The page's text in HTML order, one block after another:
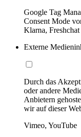
Google Tag
Consent Mode
Klarna, Freshchat
Externe
Durch das
oder andere
Anbietern
wir auf dieser
Vimeo, YouTube